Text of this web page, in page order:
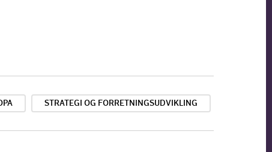
STRATEGI OG FORRETNINGSUDVIKLING